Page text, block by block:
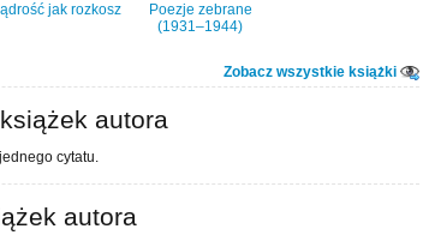
jak rozkosz
Poezje zebrane
(1931–1944)
Zobacz wszystkie książki
autora
cytatu.
autora